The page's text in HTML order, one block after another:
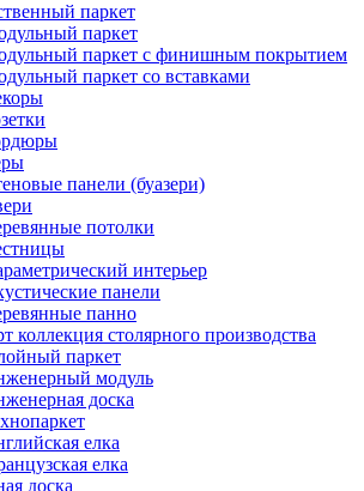
паркет
паркет
паркет с финишным покрытием
паркет со вставками
панели (буазери)
потолки
интерьер
панели
панно
коллекция столярного производства
паркет
модуль
доска
елка
елка
доска